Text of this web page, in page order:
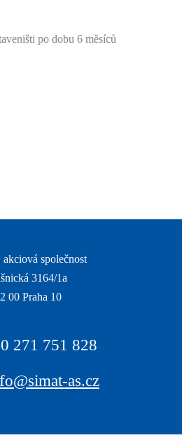
po dobu 6 měsíců
akciová společnost
| 3164/1a
|
00 Praha 10
271 751 828
as.cz